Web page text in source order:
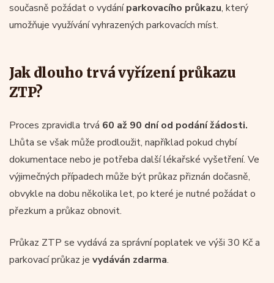
současně požádat o vydáníparkovacího průkazu, který
umožňuje využívání vyhrazených parkovacích míst.
Jak dlouho trvá vyřízení průkazu
ZTP?
Proces zpravidla trvá 60 až 90 dní od podání žádosti.
Lhůta se však může prodloužit, například pokud chybí
dokumentace nebo je potřeba další lékařské vyšetření. Ve
výjimečných případech může být průkaz přiznán dočasně,
obvykle na dobu několika let, po které je nutné požádat o
přezkum a průkaz obnovit.
Průkaz ZTP se vydává za správní poplatek ve výši 30 Kč a
parkovací průkaz je vydáván zdarma.